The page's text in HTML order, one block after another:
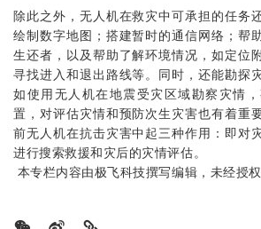
除此之外，无人机在救灾中可承担的任务
绘制数字地图；搭建暂时的通信网络；帮
生还者，以及帮助了解环境情况，如定位
寻找进入和退出路线等。同时，还能勘探
如使用无人机在地震受灾区域勘察灾情
置，对评估灾情和预防次生灾害也有着重
前无人机在抗击灾害中起三种作用：即对
进行搜索救援和灾后的灾情评估。
本专栏内容由极飞科技撰写编辑，未经授